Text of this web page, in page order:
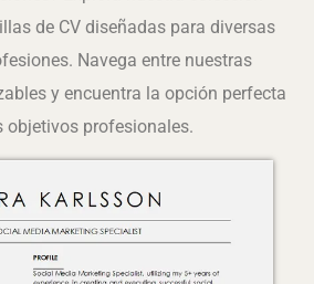
de CV diseñadas para diversas
Navega entre nuestras
y encuentra la opción perfecta
objetivos profesionales.